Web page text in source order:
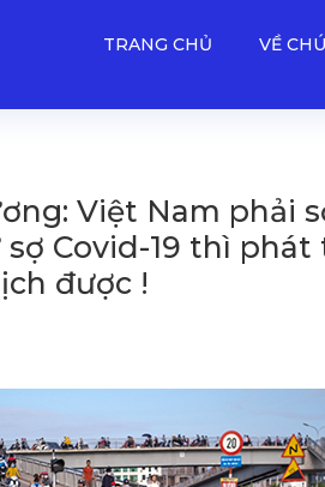
TRANG CHỦ VỀ
Việt Nam phải
Covid-19 thì
được !